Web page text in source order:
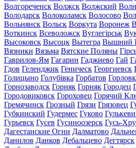
Волгореченск Волжск Волжский
Володарск Волоколамск Волосово
Вольнянск Вольск Воркута Воронеж
Воткинск Всеволожск Вуглегірськ
Высоковск Высоцк Вытегра Вышний
Вязники Вязьма Вятские Поляны
Гаврилов-Ям Гагарин Гаджиево Гай
Гдов Геленджик Геническ Георгиевск
Голицыно Голубівка Горбатов
Горнозаводск Горняк Горняк Городец
Городовиковск Гороховец Горячий
Гремячинск Грозный Грязи Грязовец
Губкинский Гудермес Гуково
Гурьевск Гусев Гусиноозерск Гусь-
Дагестанские Огни Далматово
Данилов Данков Дебальцево Дегтярск